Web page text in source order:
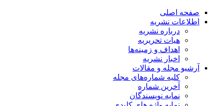
صفحه اصلی
اطلاعات نشریه
درباره نشریه
هیات تحریریه
اهداف و زمینه‌ها
اخبار نشریه
آرشیو مجله و مقالات
کلیه شماره‌های مجله
آخرین شماره
نمایه نویسندگان